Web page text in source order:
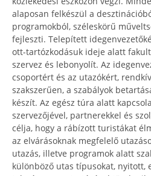
alaposan felkészül a
programokból, széleskörű
fejleszti. Telepített
ott-tartózkodásuk ideje alatt
szervez és lebonyolít. Az
csoportért és az utazókért,
szakszerűen, a szabályok
készít. Az egész túra alatt
szervezőjével, partnerekkel és
célja, hogy a rábízott turistákat
az elvárásoknak megfelelő
utazás, illetve programok alatt
különböző utas típusokat, nyitott,